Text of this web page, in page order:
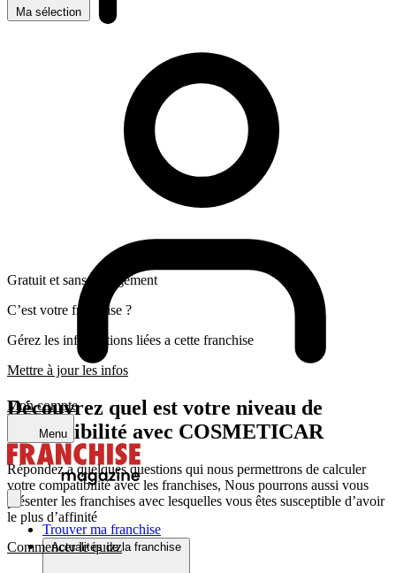
Ma sélection
Mon compte
Menu
Trouver ma franchise
Actualités de la franchise
Gratuit et sans engagement
C’est votre franchise ?
Gérez les informations liées a cette franchise
Mettre à jour les infos
Découvrez quel est votre niveau de
compatibilité avec COSMETICAR
Répondez a quelques questions qui nous permettrons de calculer
votre compatibilité avec les franchises, Nous pourrons aussi vous
présenter les franchises avec lesquelles vous êtes susceptible d’avoir
le plus d’affinité
Commencer le quizz